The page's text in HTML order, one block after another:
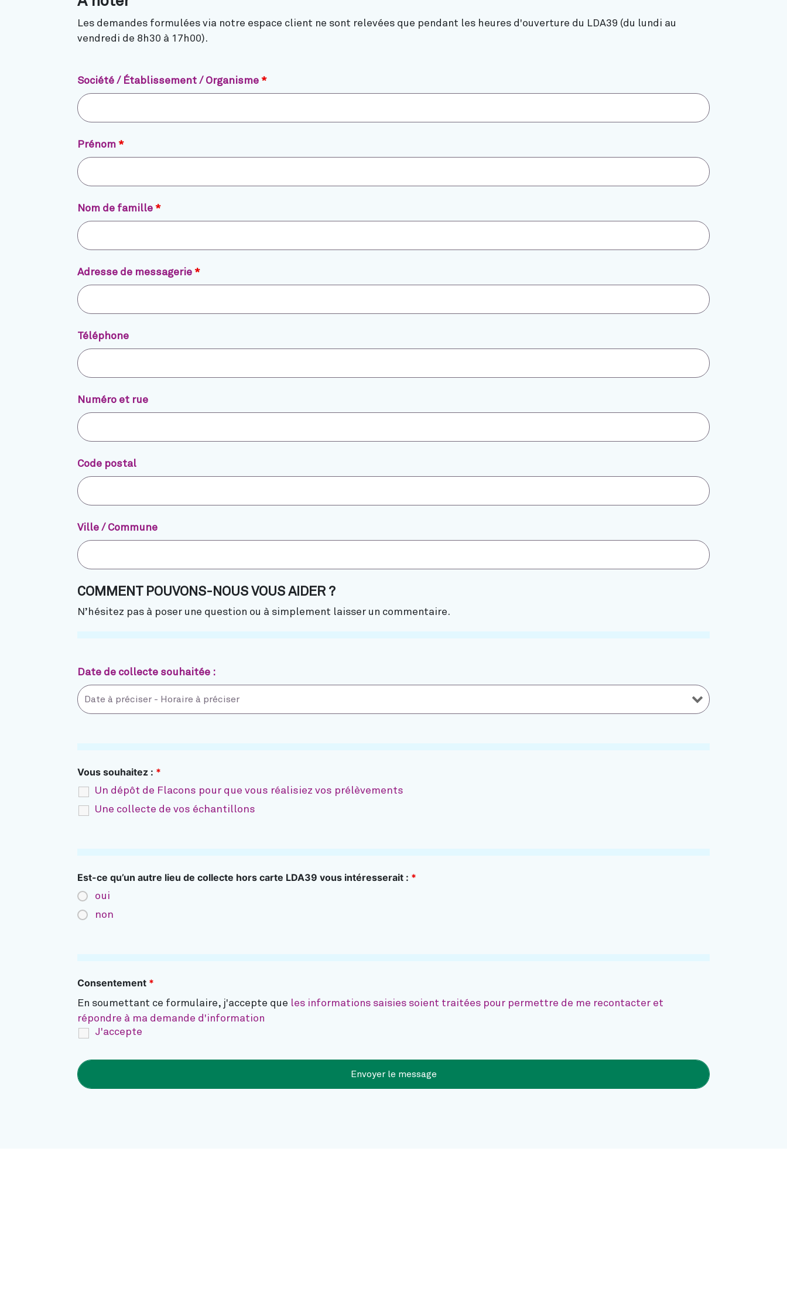
Les demandes formulées via notre espace client ne sont relevées que pendant les heures d'ouverture du LDA39 (du lundi au
vendredi de 8h30 à 17h00).
Société / Établissement / Organisme *
Prénom *
Nom de famille *
Adresse de messagerie *
Téléphone
Numéro et rue
Code postal
Ville / Commune
COMMENT POUVONS-NOUS VOUS AIDER ?
N’hésitez pas à poser une question ou à simplement laisser un commentaire.
Date de collecte souhaitée :
Vous souhaitez : *
Un dépôt de Flacons pour que vous réalisiez vos prélèvements
Une collecte de vos échantillons
Est-ce qu’un autre lieu de collecte hors carte LDA39 vous intéresserait : *
oui
non
Consentement *
J'accepte
En soumettant ce formulaire, j'accepte que les informations saisies soient traitées pour permettre de me recontacter et
répondre à ma demande d'information